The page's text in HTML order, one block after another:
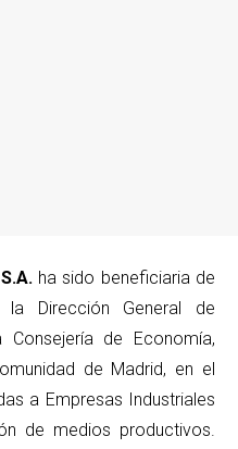
ha sido beneficiaria de
Dirección General de
de Economía,
de Madrid, en el
a Empresas Industriales
de medios productivos.